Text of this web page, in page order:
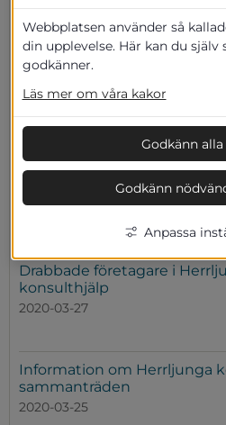
2020-03-27
”Earth Hour” nu på lördag:
hållbarheten för vår planet
Kommun och politik
Förskolor, skolor och
2020-03-27
Drabbade företagare i
konsulthjälp
2020-03-27
Information om Herrljunga
sammanträden
2020-03-25
Webbplatsen använder så
din upplevelse. Här kan du
godkänner.
Läs mer om våra kakor
Godkänn
Godkänn
Anpassa